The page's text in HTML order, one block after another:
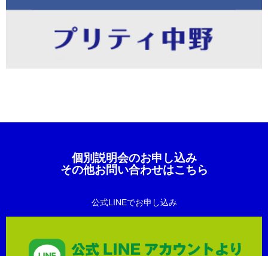
個別説明会のお申し込み
その他お問い合わせはこちら
公式LINEでお申し込み